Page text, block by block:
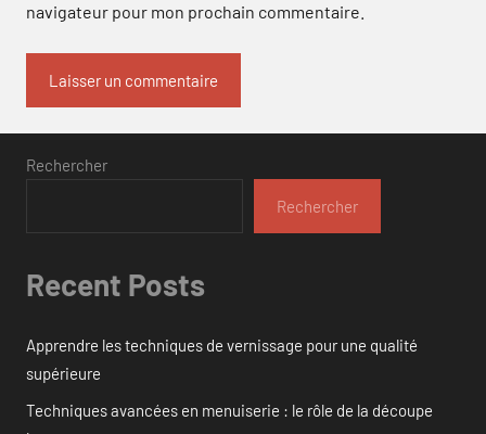
navigateur pour mon prochain commentaire.
Rechercher
Rechercher
Recent Posts
Apprendre les techniques de vernissage pour une qualité
supérieure
Techniques avancées en menuiserie : le rôle de la découpe